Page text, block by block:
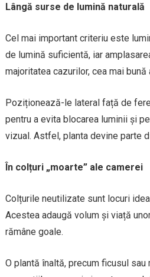
Lângă surse de lumină naturală
Cel mai important criteriu este
de lumină suficientă, iar
majoritatea cazurilor, cea mai bună
Poziționează-le lateral față de
pentru a evita blocarea luminii și
vizual. Astfel, planta devine parte
În colțuri „moarte” ale camerei
Colțurile neutilizate sunt locuri
Acestea adaugă volum și viață
rămâne goale.
O plantă înaltă, precum ficusul